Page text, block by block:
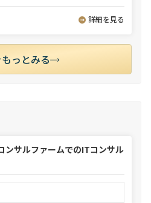
詳細を見る
っとみる
ンサルファームでのITコンサル